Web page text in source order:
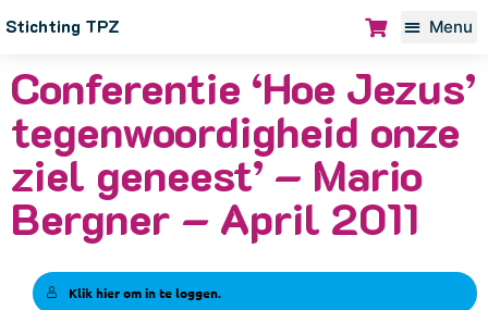
Stichting TPZ
Conferentie ‘Hoe Jezus’
tegenwoordigheid onze
ziel geneest’ – Mario
Bergner – April 2011
Klik hier om in te loggen.